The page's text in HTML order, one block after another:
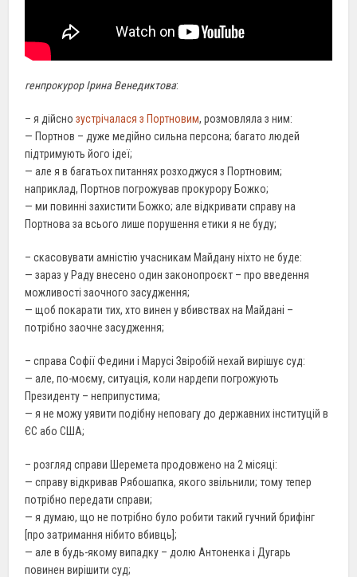
генпрокурор Ірина Венедиктова:
– я дійснозустрічалася з Портновим, розмовляла з ним:
— Портнов – дуже медійно сильна персона; багато людей
підтримують його ідеї;
— але я в багатьох питаннях розходжуся з Портновим;
наприклад, Портнов погрожував прокурору Божко;
— ми повинні захистити Божко; але відкривати справу на
Портнова за всього лише порушення етики я не буду;
– скасовувати амністію учасникам Майдану ніхто не буде:
— зараз у Раду внесено один законопроєкт – про введення
можливості заочного засудження;
— щоб покарати тих, хто винен у вбивствах на Майдані –
потрібно заочне засудження;
– справа Софії Федини і Марусі Звіробій нехай вирішує суд:
— але, по-моєму, ситуація, коли нардепи погрожують
Президенту – неприпустима;
— я не можу уявити подібну неповагу до державних інституцій в
ЄС або США;
– розгляд справи Шеремета продовжено на 2 місяці:
— справу відкривав Рябошапка, якого звільнили; тому тепер
потрібно передати справи;
— я думаю, що не потрібно було робити такий гучний брифінг
[про затримання нібито вбивць];
— але в будь-якому випадку – долю Антоненка і Дугарь
повинен вирішити суд;